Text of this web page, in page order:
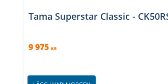
Tama Superstar Classic -
9 975 KR